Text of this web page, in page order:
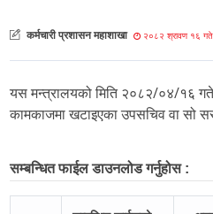
कर्मचारी प्रशासन महाशाखा २०८२ श्रावण १६
यस मन्त्रालयको मिति २०८२/०४/१६
कामकाजमा खटाइएका उपसचिव वा सो
सम्बन्धित फाईल डाउनलोड गर्नुहोस :